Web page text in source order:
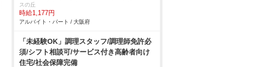
スの丘
時給1,177円
アルバイト・パート / 大阪府
「未経験OK」調理スタッフ/調理師免許必
須/シフト相談可/サービス付き高齢者向け
住宅/社会保障完備